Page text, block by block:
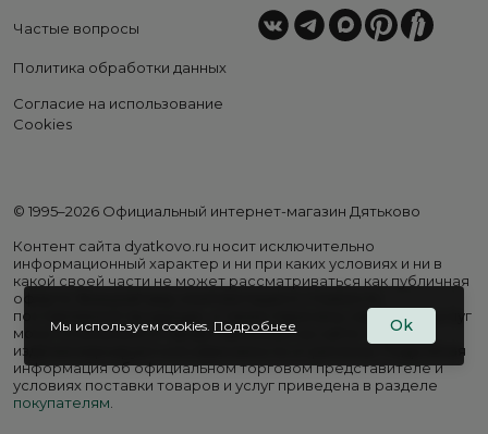
Частые вопросы
Политика обработки данных
Согласие на использование
Cookies
© 1995–2026 Официальный интернет-магазин Дятьково
Контент сайта dyatkovo.ru носит исключительно
информационный характер и ни при каких условиях и ни в
какой своей части не может рассматриваться как публичная
оферта. Внешний вид, комплектация и стоимость
поставляемой продукции, а также перечень сервисных услуг
могут отличаться от представленных на сайте. Цены на
изделия варьируются в зависимости от региона. Подробная
информация об официальном торговом представителе и
условиях поставки товаров и услуг приведена в разделе
покупателям.
Мы используем cookies. Подробнее Ok